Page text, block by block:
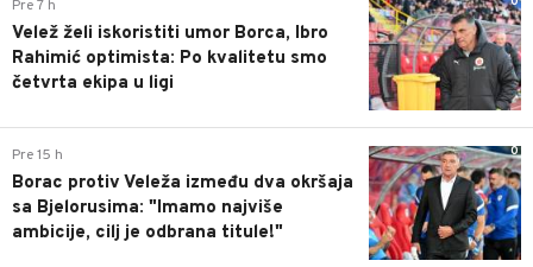
Pre 7 h
Velež želi iskoristiti umor Borca, Ibro
Rahimić optimista: Po kvalitetu smo
četvrta ekipa u ligi
0
Pre 15 h
Borac protiv Veleža između dva okršaja
sa Bjelorusima: "Imamo najviše
ambicije, cilj je odbrana titule!"